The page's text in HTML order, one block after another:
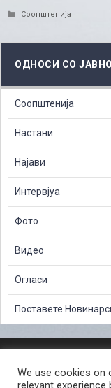
Categories
Соопштенија
ОДНОСИ СО
Соопштенија
Настани
Најави
Интервјуа
Фото
Видео
Огласи
Поставете
СЛОБОДЕН
We use cookies on
relevant experience